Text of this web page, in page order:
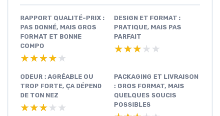
RAPPORT QUALITÉ-PRIX :
PAS DONNÉ, MAIS GROS
FORMAT ET BONNE
COMPO
★★★★★
★★★★★
DESIGN ET FORMAT :
PRATIQUE, MAIS PAS
PARFAIT
★★★★★
★★★★★
ODEUR : AGRÉABLE OU
TROP FORTE, ÇA DÉPEND
DE TON NEZ
★★★★★
★★★★★
PACKAGING ET LIVRAISON
: GROS FORMAT, MAIS
QUELQUES SOUCIS
POSSIBLES